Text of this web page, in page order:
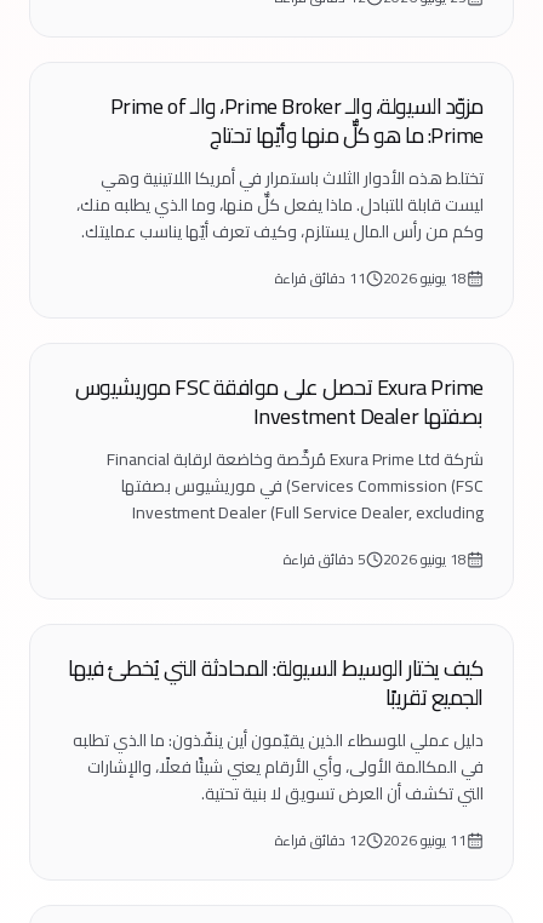
مزوّد السيولة، والـ Prime Broker، والـ Prime of
Prime: ما هو كلٌّ منها وأيّها تحتاج
تختلط هذه الأدوار الثلاث باستمرار في أمريكا اللاتينية وهي
ليست قابلة للتبادل. ماذا يفعل كلٌّ منها، وما الذي يطلبه منك،
وكم من رأس المال يستلزم، وكيف تعرف أيّها يناسب عمليتك.
18 يونيو 2026 11 دقائق قراءة
Exura Prime تحصل على موافقة FSC موريشيوس
بصفتها Investment Dealer
شركة Exura Prime Ltd مُرخَّصة وخاضعة لرقابة Financial
Services Commission (FSC) في موريشيوس بصفتها
Investment Dealer (Full Service Dealer, excluding
يهمّ أطرافنا المؤسسية المقابلة.
18 يونيو 2026 5 دقائق قراءة
كيف يختار الوسيط السيولة: المحادثة التي يُخطئ فيها
الجميع تقريبًا
دليل عملي للوسطاء الذين يقيّمون أين ينفّذون: ما الذي تطلبه
في المكالمة الأولى، وأي الأرقام يعني شيئًا فعلًا، والإشارات
التي تكشف أن العرض تسويق لا بنية تحتية.
11 يونيو 2026 12 دقائق قراءة